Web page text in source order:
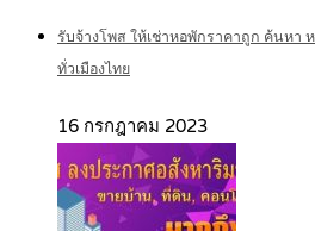
รับจ้างโพส ให้เช่าหอพักราคาถูก ค้นหา
ทั่วเมืองไทย
16 กรกฎาคม 2023